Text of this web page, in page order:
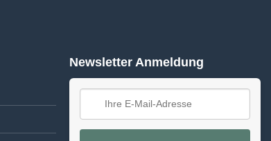
Newsletter Anmeldung